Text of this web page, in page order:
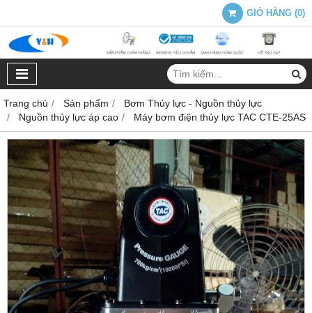
GIỎ HÀNG (0)
Trang chủ Sản phẩm
Bơm Thủy lực - Nguồn thủy lực
Nguồn thủy lực áp cao
Máy bơm điện thủy lực TAC CTE-25AS